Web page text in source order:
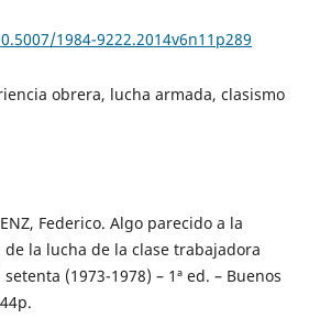
1984-9222.2014v6n11p289
obrera, lucha armada, clasismo
Federico. Algo parecido a la
la lucha de la clase trabajadora
(1973-1978) – 1ª ed. – Buenos